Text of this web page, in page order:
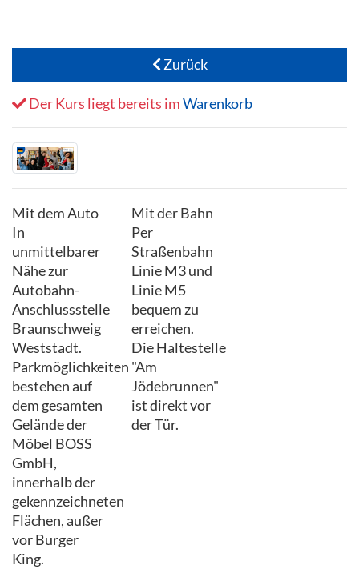
Zurück
Der Kurs liegt bereits imWarenkorb
Mit dem Auto
In
unmittelbarer
Nähe zur
Autobahn-
Anschlussstelle
Braunschweig
Weststadt.
Parkmöglichkeiten
bestehen auf
dem gesamten
Gelände der
Möbel BOSS
GmbH,
innerhalb der
gekennzeichneten
Flächen, außer
vor Burger
King.
Mit der Bahn
Per
Straßenbahn
Linie M3 und
Linie M5
bequem zu
erreichen.
Die Haltestelle
"Am
Jödebrunnen"
ist direkt vor
der Tür.